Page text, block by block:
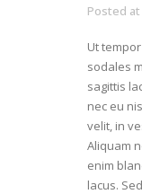
Posted at
Ut
sodales
sagittis
nec eu
velit, in
Aliquam
enim
lacus.